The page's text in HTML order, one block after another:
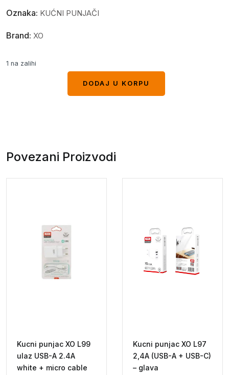
Oznaka: KUĆNI PUNJAČI
Brand: XO
1 na zalihi
DODAJ U KORPU
Povezani Proizvodi
Kucni punjac XO L99
ulaz USB-A 2.4A
white + micro cable
Kucni punjac XO L97
2,4A (USB-A + USB-C)
– glava